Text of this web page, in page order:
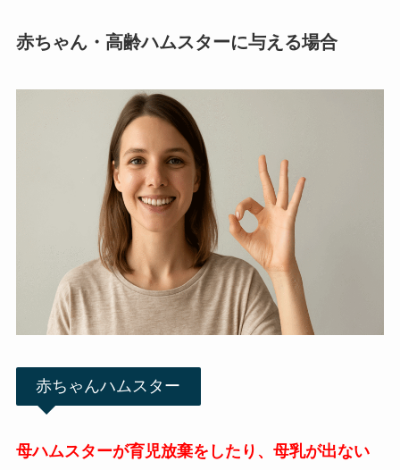
赤ちゃん・高齢ハムスターに与える場合
赤ちゃんハムスター
母ハムスターが育児放棄をしたり、母乳が出ない